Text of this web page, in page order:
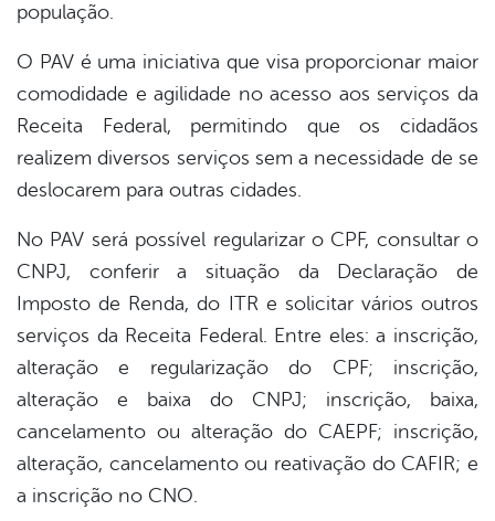
população.
O PAV é uma iniciativa que visa proporcionar maior
comodidade e agilidade no acesso aos serviços da
Receita Federal, permitindo que os cidadãos
realizem diversos serviços sem a necessidade de se
deslocarem para outras cidades.
No PAV será possível regularizar o CPF, consultar o
CNPJ, conferir a situação da Declaração de
Imposto de Renda, do ITR e solicitar vários outros
serviços da Receita Federal. Entre eles: a inscrição,
alteração e regularização do CPF; inscrição,
alteração e baixa do CNPJ; inscrição, baixa,
cancelamento ou alteração do CAEPF; inscrição,
alteração, cancelamento ou reativação do CAFIR; e
a inscrição no CNO.